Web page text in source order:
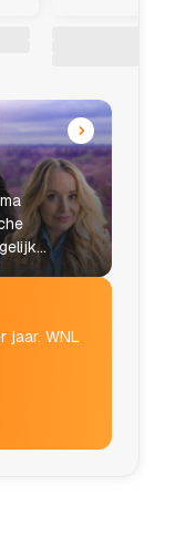
jaar. WNL